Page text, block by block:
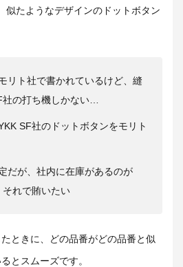
似たようなデザインのドットボタン
リト社で書かれているけど、縫
の打ち機しかない…
SF社のドットボタンをモリト
だが、社内に在庫があるのが
れで賄いたい
ときに、どの品番がどの品番と似
とスムーズです。